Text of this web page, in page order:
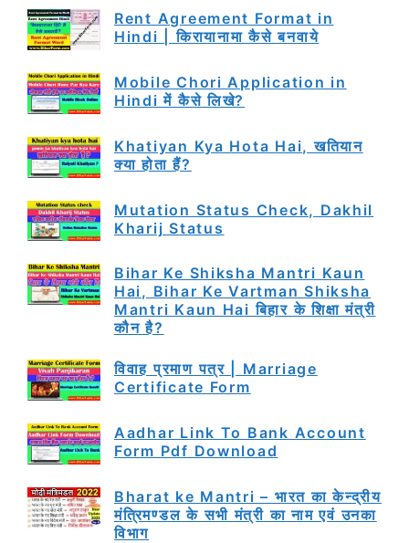
Rent Agreement Format in
Hindi | किरायानामा कैसे बनवाये
Mobile Chori Application in
Hindi में कैसे लिखे?
Khatiyan Kya Hota Hai, खतियान
क्या होता हैं?
Mutation Status Check, Dakhil
Kharij Status
Bihar Ke Shiksha Mantri Kaun
Hai, Bihar Ke Vartman Shiksha
Mantri Kaun Hai बिहार के शिक्षा मंत्री
कौन है?
विवाह प्रमाण पत्र | Marriage
Certificate Form
Aadhar Link To Bank Account
Form Pdf Download
Bharat ke Mantri – भारत का केन्द्रीय
मंत्रिमण्डल के सभी मंत्री का नाम एवं उनका
विभाग